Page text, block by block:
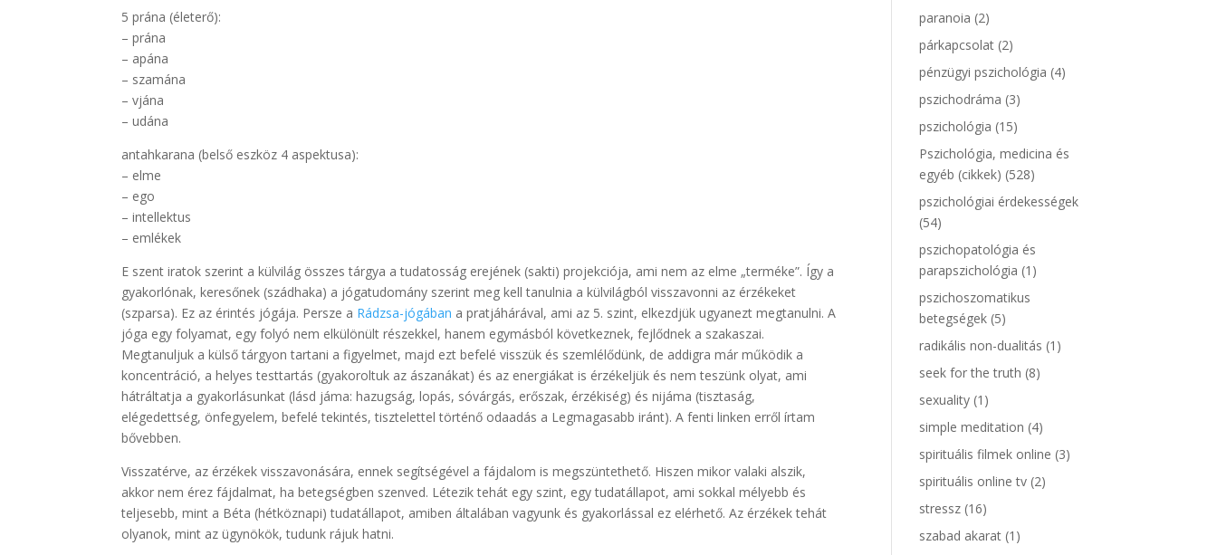
5 prána (életerő):
– prána
– apána
– szamána
– vjána
– udána
antahkarana (belső eszköz 4 aspektusa):
– elme
– ego
– intellektus
– emlékek
E szent iratok szerint a külvilág összes tárgya a tudatosság erejének (sakti) projekciója, ami nem az elme „terméke”. Így a
gyakorlónak, keresőnek (szádhaka) a jógatudomány szerint meg kell tanulnia a külvilágból visszavonni az érzékeket
(szparsa). Ez az érintés jógája. Persze a Rádzsa-jógában a pratjáhárával, ami az 5. szint, elkezdjük ugyanezt megtanulni. A
jóga egy folyamat, egy folyó nem elkülönült részekkel, hanem egymásból következnek, fejlődnek a szakaszai.
Megtanuljuk a külső tárgyon tartani a figyelmet, majd ezt befelé visszük és szemlélődünk, de addigra már működik a
koncentráció, a helyes testtartás (gyakoroltuk az ászanákat) és az energiákat is érzékeljük és nem teszünk olyat, ami
hátráltatja a gyakorlásunkat (lásd jáma: hazugság, lopás, sóvárgás, erőszak, érzékiség) és nijáma (tisztaság,
elégedettség, önfegyelem, befelé tekintés, tisztelettel történő odaadás a Legmagasabb iránt). A fenti linken erről írtam
bővebben.
Visszatérve, az érzékek visszavonására, ennek segítségével a fájdalom is megszüntethető. Hiszen mikor valaki alszik,
akkor nem érez fájdalmat, ha betegségben szenved. Létezik tehát egy szint, egy tudatállapot, ami sokkal mélyebb és
teljesebb, mint a Béta (hétköznapi) tudatállapot, amiben általában vagyunk és gyakorlással ez elérhető. Az érzékek tehát
olyanok, mint az ügynökök, tudunk rájuk hatni.
paranoia (2)
párkapcsolat (2)
pénzügyi pszichológia (4)
pszichodráma (3)
pszichológia (15)
Pszichológia, medicina és
egyéb (cikkek) (528)
pszichológiai érdekességek
(54)
pszichopatológia és
parapszichológia (1)
pszichoszomatikus
betegségek (5)
radikális non-dualitás (1)
seek for the truth (8)
sexuality (1)
simple meditation (4)
spirituális filmek online (3)
spirituális online tv (2)
stressz (16)
szabad akarat (1)